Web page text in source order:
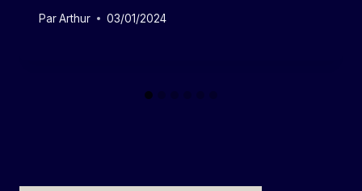
ParArthur 03/01/2024